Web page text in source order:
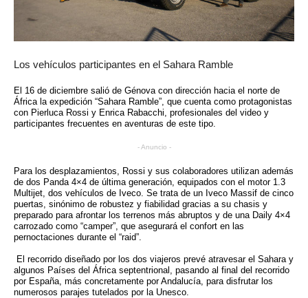
Los vehículos participantes en el Sahara Ramble
El 16 de diciembre salió de Génova con dirección hacia el norte de
África la expedición “Sahara Ramble”, que cuenta como protagonistas
con Pierluca Rossi y Enrica Rabacchi, profesionales del video y
participantes frecuentes en aventuras de este tipo.
- Anuncio -
Para los desplazamientos, Rossi y sus colaboradores utilizan además
de dos Panda 4×4 de última generación, equipados con el motor 1.3
Multijet, dos vehículos de Iveco. Se trata de un Iveco Massif de cinco
puertas, sinónimo de robustez y fiabilidad gracias a su chasis y
preparado para afrontar los terrenos más abruptos y de una Daily 4×4
carrozado como “camper”, que asegurará el confort en las
pernoctaciones durante el “raid”.
El recorrido diseñado por los dos viajeros prevé atravesar el Sahara y
algunos Países del África septentrional, pasando al final del recorrido
por España, más concretamente por Andalucía, para disfrutar los
numerosos parajes tutelados por la Unesco.